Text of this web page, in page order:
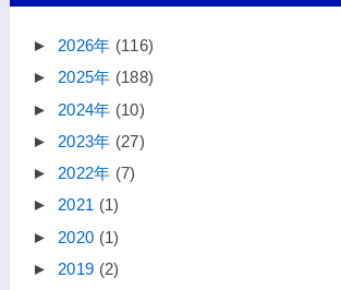
► 2026年 (116)
► 2025年 (188)
► 2024年 (10)
► 2023年 (27)
► 2022年 (7)
► 2021 (1)
► 2020 (1)
► 2019 (2)